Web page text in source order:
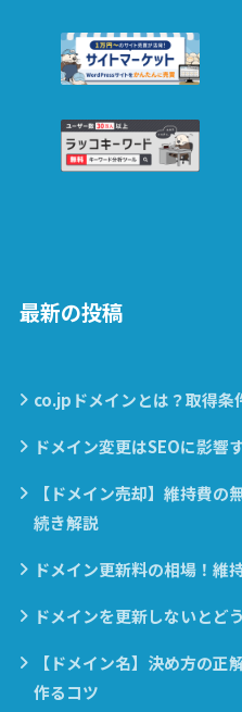
最新の投稿
co.jpドメインとは？取得条
ドメイン変更はSEOに影響
【ドメイン売却】維持費
続き解説
ドメイン更新料の相場！維
ドメインを更新しないとど
【ドメイン名】決め方の
作るコツ